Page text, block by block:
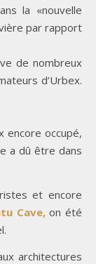
la «nouvelle
par rapport
de nombreux
d’Urbex.
encore occupé,
a dû être dans
et encore
Cave,on été
architectures